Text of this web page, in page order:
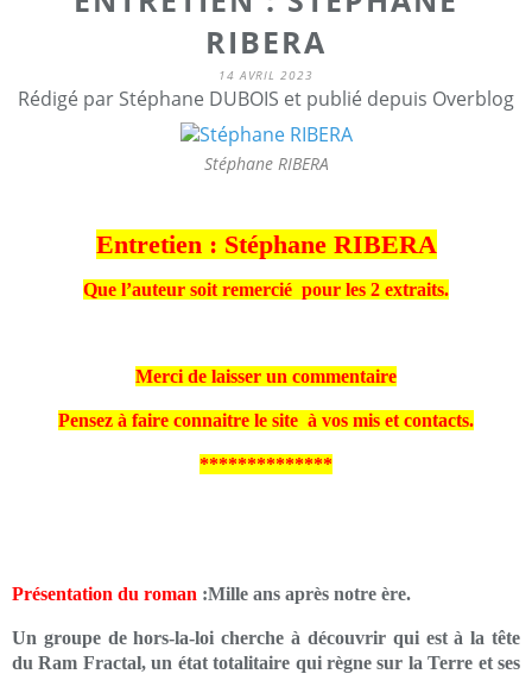
RIBERA
14 AVRIL 2023
Rédigé par Stéphane DUBOIS et publié depuis Overblog
Stéphane RIBERA
Entretien : Stéphane RIBERA
Que l’auteur soit remercié pour les 2 extraits.
Merci de laisser un commentaire
Pensez à faire connaitre le site à vos mis et contacts.
**************
Présentation du roman :Mille ans après notre ère.
Un groupe de hors-la-loi cherche à découvrir qui est à la tête
du Ram Fractal, un état totalitaire qui règne sur la Terre et ses